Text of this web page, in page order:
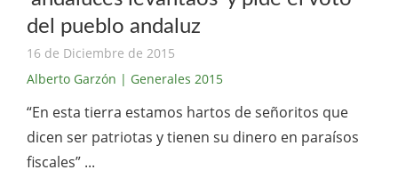
del pueblo andaluz
16 de Diciembre de 2015
Alberto Garzón | Generales 2015
“En esta tierra estamos hartos de señoritos que
dicen ser patriotas y tienen su dinero en paraísos
fiscales” ...